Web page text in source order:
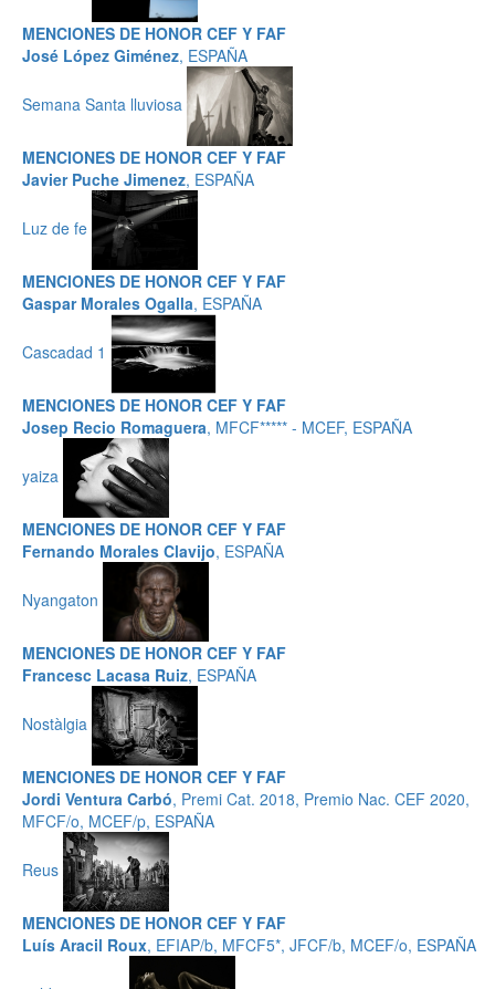
MENCIONES DE HONOR CEF Y FAF
José López Giménez, ESPAÑA
Semana Santa lluviosa
MENCIONES DE HONOR CEF Y FAF
Javier Puche Jimenez, ESPAÑA
Luz de fe
MENCIONES DE HONOR CEF Y FAF
Gaspar Morales Ogalla, ESPAÑA
Cascadad 1
MENCIONES DE HONOR CEF Y FAF
Josep Recio Romaguera, MFCF***** - MCEF, ESPAÑA
yaiza
MENCIONES DE HONOR CEF Y FAF
Fernando Morales Clavijo, ESPAÑA
Nyangaton
MENCIONES DE HONOR CEF Y FAF
Francesc Lacasa Ruiz, ESPAÑA
Nostàlgia
MENCIONES DE HONOR CEF Y FAF
Jordi Ventura Carbó, Premi Cat. 2018, Premio Nac. CEF 2020,
MFCF/o, MCEF/p, ESPAÑA
Reus
MENCIONES DE HONOR CEF Y FAF
Luís Aracil Roux, EFIAP/b, MFCF5*, JFCF/b, MCEF/o, ESPAÑA